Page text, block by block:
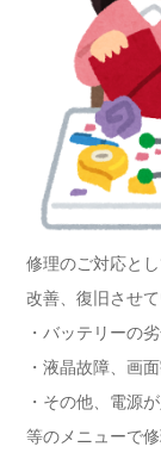
修理のご対応と
改善、復旧させ
・バッテリーの
・液晶故障、画
・その他、電源
等のメニューで